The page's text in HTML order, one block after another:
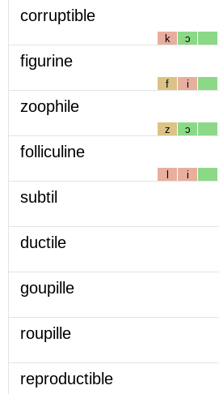
corruptible
k ɔ
figurine
f i
zoophile
z ɔ
folliculine
l i
subtil
ductile
goupille
roupille
reproductible